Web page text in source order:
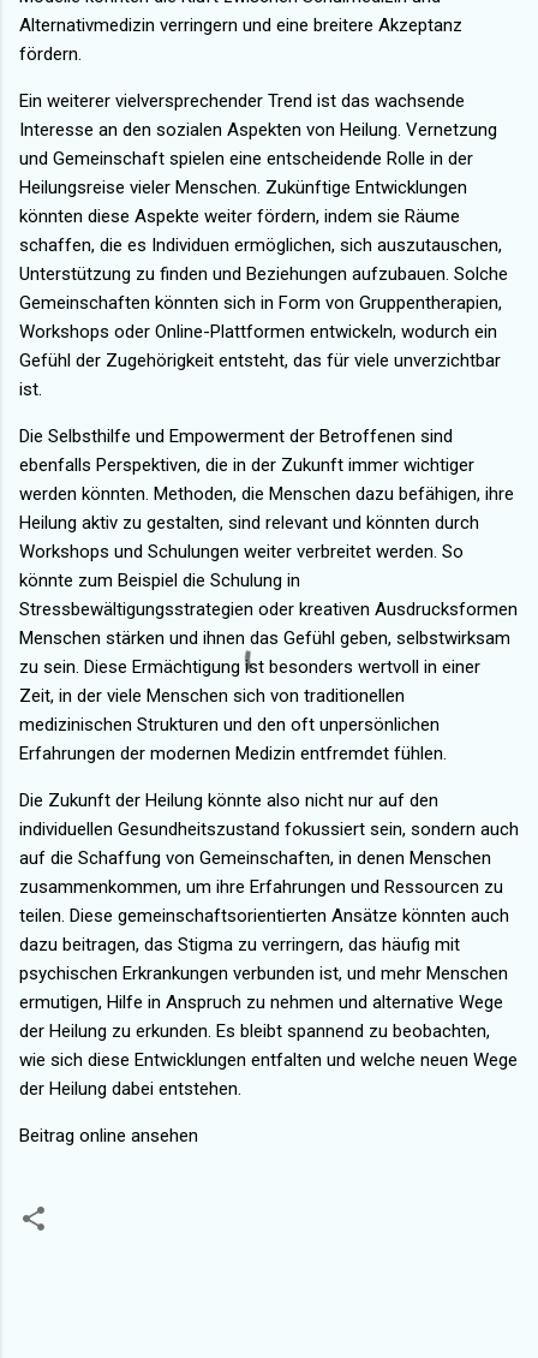
Alternativmedizin verringern und eine breitere Akzeptanz
fördern.
Ein weiterer vielversprechender Trend ist das wachsende
Interesse an den sozialen Aspekten von Heilung. Vernetzung
und Gemeinschaft spielen eine entscheidende Rolle in der
Heilungsreise vieler Menschen. Zukünftige Entwicklungen
könnten diese Aspekte weiter fördern, indem sie Räume
schaffen, die es Individuen ermöglichen, sich auszutauschen,
Unterstützung zu finden und Beziehungen aufzubauen. Solche
Gemeinschaften könnten sich in Form von Gruppentherapien,
Workshops oder Online-Plattformen entwickeln, wodurch ein
Gefühl der Zugehörigkeit entsteht, das für viele unverzichtbar
ist.
Die Selbsthilfe und Empowerment der Betroffenen sind
ebenfalls Perspektiven, die in der Zukunft immer wichtiger
werden könnten. Methoden, die Menschen dazu befähigen, ihre
Heilung aktiv zu gestalten, sind relevant und könnten durch
Workshops und Schulungen weiter verbreitet werden. So
könnte zum Beispiel die Schulung in
Stressbewältigungsstrategien oder kreativen Ausdrucksformen
Menschen stärken und ihnen das Gefühl geben, selbstwirksam
zu sein. Diese Ermächtigung ist besonders wertvoll in einer
Zeit, in der viele Menschen sich von traditionellen
medizinischen Strukturen und den oft unpersönlichen
Erfahrungen der modernen Medizin entfremdet fühlen.
Die Zukunft der Heilung könnte also nicht nur auf den
individuellen Gesundheitszustand fokussiert sein, sondern auch
auf die Schaffung von Gemeinschaften, in denen Menschen
zusammenkommen, um ihre Erfahrungen und Ressourcen zu
teilen. Diese gemeinschaftsorientierten Ansätze könnten auch
dazu beitragen, das Stigma zu verringern, das häufig mit
psychischen Erkrankungen verbunden ist, und mehr Menschen
ermutigen, Hilfe in Anspruch zu nehmen und alternative Wege
der Heilung zu erkunden. Es bleibt spannend zu beobachten,
wie sich diese Entwicklungen entfalten und welche neuen Wege
der Heilung dabei entstehen.
Beitrag online ansehen